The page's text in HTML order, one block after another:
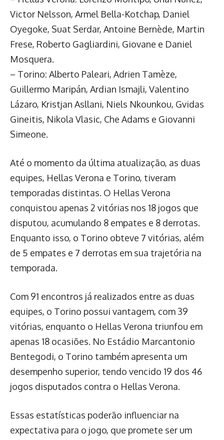
Victor Nelsson, Armel Bella-Kotchap, Daniel
Oyegoke, Suat Serdar, Antoine Bernède, Martin
Frese, Roberto Gagliardini, Giovane e Daniel
Mosquera.
– Torino: Alberto Paleari, Adrien Tamèze,
Guillermo Maripán, Ardian Ismajli, Valentino
Lázaro, Kristjan Asllani, Niels Nkounkou, Gvidas
Gineitis, Nikola Vlasic, Che Adams e Giovanni
Simeone.
Até o momento da última atualização, as duas
equipes, Hellas Verona e Torino, tiveram
temporadas distintas. O Hellas Verona
conquistou apenas 2 vitórias nos 18 jogos que
disputou, acumulando 8 empates e 8 derrotas.
Enquanto isso, o Torino obteve 7 vitórias, além
de 5 empates e 7 derrotas em sua trajetória na
temporada.
Com 91 encontros já realizados entre as duas
equipes, o Torino possui vantagem, com 39
vitórias, enquanto o Hellas Verona triunfou em
apenas 18 ocasiões. No Estádio Marcantonio
Bentegodi, o Torino também apresenta um
desempenho superior, tendo vencido 19 dos 46
jogos disputados contra o Hellas Verona.
Essas estatísticas poderão influenciar na
expectativa para o jogo, que promete ser um